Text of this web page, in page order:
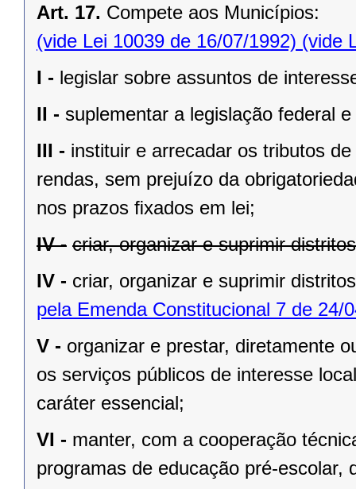
Art. 17. Compete aos Municípios:
(vide Lei 10039 de 16/07/1992) (vide
I - legislar sobre assuntos de
II - suplementar a legislação federal
III - instituir e arrecadar os tributos
rendas, sem prejuízo da
nos prazos ﬁxados em lei;
IV - criar, organizar e suprimir
IV - criar, organizar e suprimir
pela Emenda Constitucional 7 de 24/
V - organizar e prestar, diretamente
os serviços públicos de interesse
caráter essencial;
VI - manter, com a cooperação
programas de educação pré-escolar,